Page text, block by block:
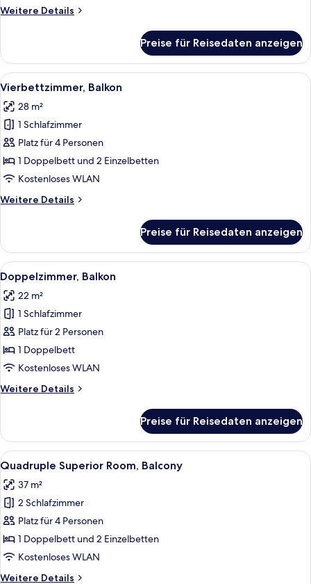
Weitere Details
Weitere
Balkon
Preise für Reisedaten anzeigen
Alle
Fotos
für
Vierbettzimmer,
Balkon
anzeigen
Ein Hotelzimmer mit zwei Betten,
6
Vierbettzimmer, Balkon
28 m²
1 Schlafzimmer
Platz für 4 Personen
1 Doppelbett und 2 Einzelbetten
Kostenloses WLAN
Weitere Details
Weitere
Balkon
Preise für Reisedaten anzeigen
Alle
Fotos
für
Doppelzimmer,
Balkon
anzeigen
Ein Balkon mit Tisch und Stühlen,
8
Doppelzimmer, Balkon
22 m²
1 Schlafzimmer
Platz für 2 Personen
1 Doppelbett
Kostenloses WLAN
Weitere Details
Weitere
Balkon
Preise für Reisedaten anzeigen
Alle
Fotos
für
Quadruple
Superior
Room,
Balcony
Ein modernes Schlafzimmer mit
6
Quadruple Superior Room, Balcony
37 m²
2 Schlafzimmer
Platz für 4 Personen
1 Doppelbett und 2 Einzelbetten
Kostenloses WLAN
Weitere Details
Weitere